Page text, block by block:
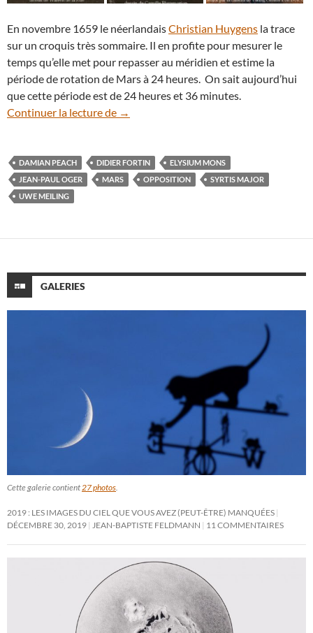
En novembre 1659 le néerlandaisChristian Huygens la trace
sur un croquis très sommaire. Il en profite pour mesurer le
temps qu’elle met pour repasser au méridien et estime la
période de rotation de Mars à 24 heures. On sait aujourd’hui
que cette période est de 24 heures et 36 minutes.
Continuer la lecture de
Mars au plus près de la Terre : admirez
→
DAMIAN PEACH DIDIER FORTIN
ELYSIUM MONS
JEAN-PAUL OGER
MARS OPPOSITION
SYRTIS MAJOR
UWE MEILING
GALERIES
Cette galerie contient27 photos.
2019 : LES IMAGES DU CIEL QUE VOUS AVEZ (PEUT-ÊTRE) MANQUÉES
DÉCEMBRE 30, 2019 JEAN-BAPTISTE FELDMANN 11 COMMENTAIRES